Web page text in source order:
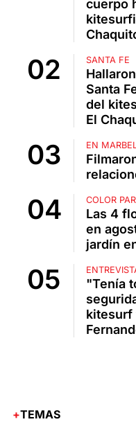
cuerpo
SANTA FE
Santa
del
El
EN
COLOR
Las 4
en
jardín
"Tenía
kitesurf
TEMAS